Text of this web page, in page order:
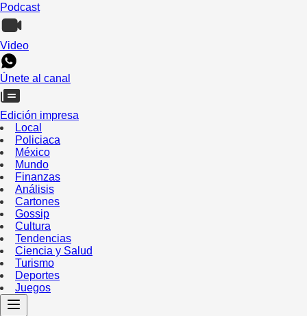
Podcast
Video
Únete al canal
Edición impresa
Local
Policiaca
México
Mundo
Finanzas
Análisis
Cartones
Gossip
Cultura
Tendencias
Ciencia y Salud
Turismo
Deportes
Juegos